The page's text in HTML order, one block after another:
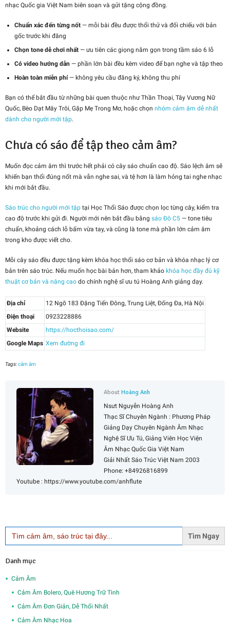
nhạc Quốc gia Việt Nam biên soạn và gửi tặng cộng đồng.
Chuẩn xác đến từng nốt — mỗi bài đều được thổi thử và đối chiếu với bản
gốc trước khi đăng
Chọn tone dễ chơi nhất — ưu tiên các giọng nằm gọn trong tầm sáo 6 lỗ
Có video hướng dẫn — phần lớn bài đều kèm video để bạn nghe và tập theo
Hoàn toàn miễn phí— không yêu cầu đăng ký, không thu phí
Bạn có thể bắt đầu từ những bài quen thuộc như Thần Thoại, Tây Vương Nữ
Quốc, Bèo Dạt Mây Trôi, Gặp Mẹ Trong Mơ, hoặc chọn nhóm cảm âm dễ nhất
dành cho người mới tập.
Chưa có sáo để tập theo cảm âm?
Muốn đọc cảm âm thì trước hết phải có cây sáo chuẩn cao độ. Sáo lệch âm sẽ
khiến bạn thổi đúng nốt mà vẫn nghe sai, và tệ hơn là làm hỏng tai nghe nhạc
khi mới bắt đầu.
Sáo trúc cho người mới tập tại Học Thổi Sáo được chọn lọc từng cây, kiểm tra
cao độ trước khi gửi đi. Người mới nên bắt đầu bằng sáo Đô C5 — tone tiêu
chuẩn, khoảng cách lỗ bấm vừa tay, và cũng là tone mà phần lớn cảm âm
trong kho được viết cho.
Mỗi cây sáo đều được tặng kèm khóa học thổi sáo cơ bản và khóa nhạc lý cơ
bản trên sáo trúc. Nếu muốn học bài bản hơn, tham khảo khóa học đầy đủ kỹ
thuật cơ bản và nâng cao do chính nghệ sĩ ưu tú Hoàng Anh giảng dạy.
Địa chỉ
12 Ngõ 183 Đặng Tiến Đông, Trung Liệt, Đống Đa, Hà Nội
Điện thoại
0923228886
Website
https://hocthoisao.com/
Google Maps Xem đường đi
Tags:cảm âm
AboutHoàng Anh
Nsưt Nguyễn Hoàng Anh
Thạc Sĩ Chuyên Ngành : Phương Pháp
Giảng Dạy Chuyên Ngành Âm Nhạc
Nghệ Sĩ Ưu Tú, Giảng Viên Học Viện
Âm Nhạc Quốc Gia Việt Nam
Giải Nhất Sáo Trúc Việt Nam 2003
Phone: +84926816899
Youtube : https://www.youtube.com/anhflute
Search
for:
Danh mục
Cảm Âm
Cảm Âm Bolero, Quê Hương Trữ Tình
Cảm Âm Đơn Giản, Dễ Thổi Nhất
Cảm Âm Nhạc Hoa